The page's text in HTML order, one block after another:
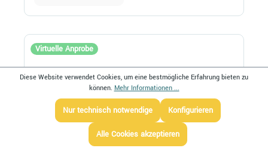
Virtuelle Anprobe
Diese Website verwendet Cookies, um eine bestmögliche Erfahrung bieten zu
können. Mehr Informationen ...
Nur technisch notwendige Konfigurieren
Alle Cookies akzeptieren